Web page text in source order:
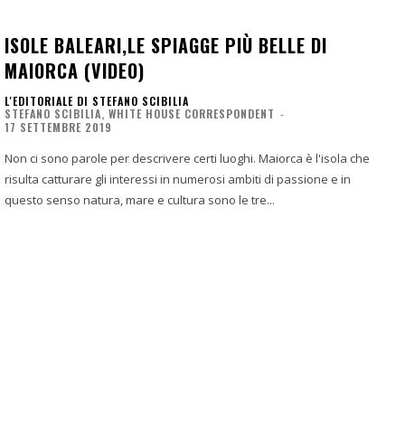
ISOLE BALEARI,LE SPIAGGE PIÙ BELLE DI
MAIORCA (VIDEO)
L'EDITORIALE DI STEFANO SCIBILIA
STEFANO SCIBILIA, WHITE HOUSE CORRESPONDENT -
17 SETTEMBRE 2019
Non ci sono parole per descrivere certi luoghi. Maiorca è l'isola che
risulta catturare gli interessi in numerosi ambiti di passione e in
questo senso natura, mare e cultura sono le tre...